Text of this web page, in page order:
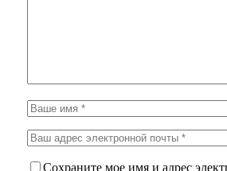
Сохраните мое имя и адрес